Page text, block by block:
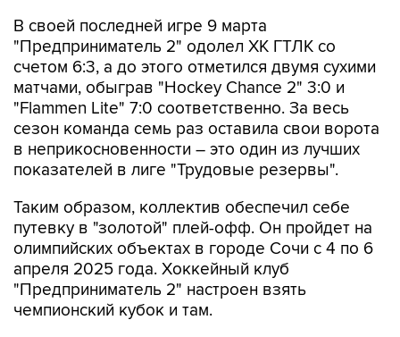
В своей последней игре 9 марта
"Предприниматель 2" одолел ХК ГТЛК со
счетом 6:3, а до этого отметился двумя сухими
матчами, обыграв "Hockey Chance 2" 3:0 и
"Flammen Lite" 7:0 соответственно. За весь
сезон команда семь раз оставила свои ворота
в неприкосновенности – это один из лучших
показателей в лиге "Трудовые резервы".
Таким образом, коллектив обеспечил себе
путевку в "золотой" плей-офф. Он пройдет на
олимпийских объектах в городе Сочи с 4 по 6
апреля 2025 года. Хоккейный клуб
"Предприниматель 2" настроен взять
чемпионский кубок и там.